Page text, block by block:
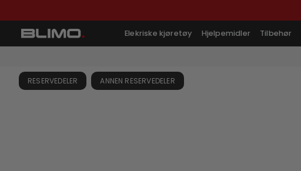
Elekriske kjøretøy Hjelpemidler Tilbehør
RESERVEDELER ANNEN RESERVEDELER